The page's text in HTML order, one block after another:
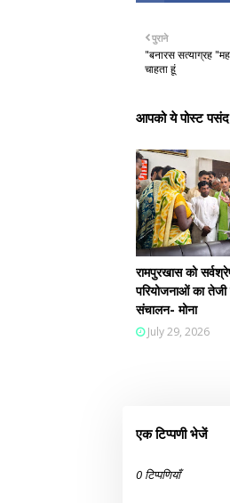
पुराने
"बनारस सत्याग्रह
चाहता हूं
आपको ये पोस्ट
रामपुरखास को
परियोजनाओं का तेजी
संचालन- मोना
July 29, 2026
एक टिप्पणी भेजें
0 टिप्पणियाँ